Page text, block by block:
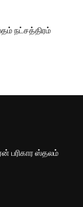
நட்சத்திரம்
பரிகார ஸ்தலம்